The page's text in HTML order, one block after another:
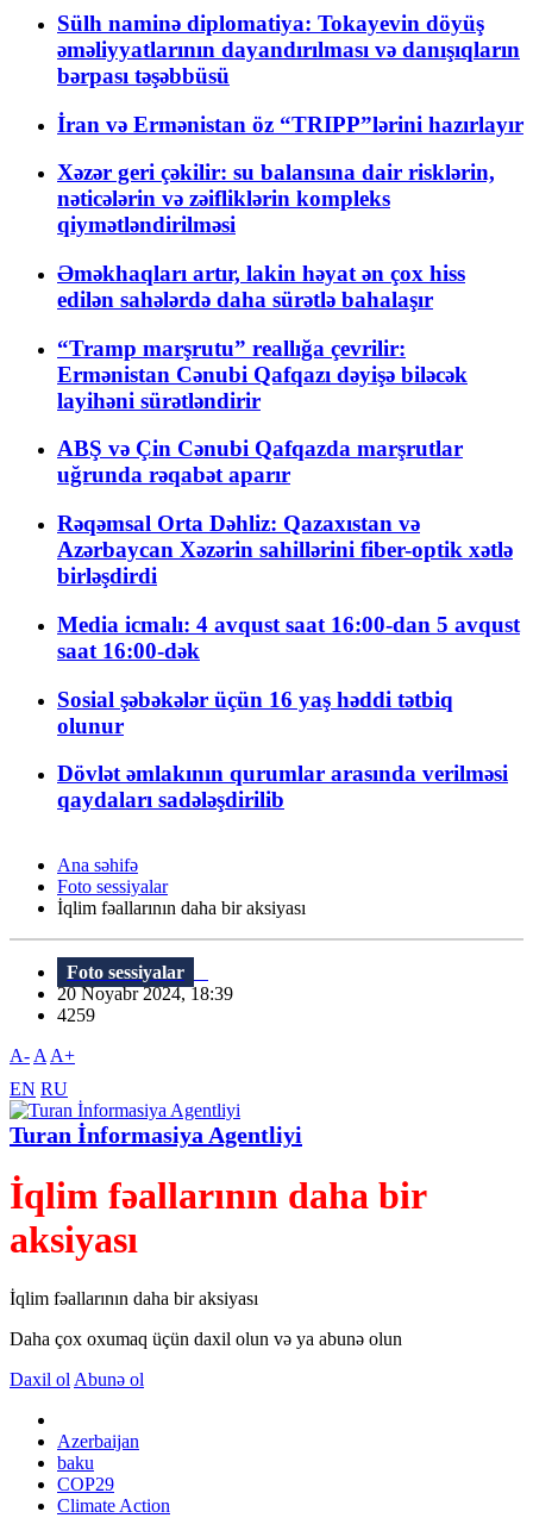
Sülh naminə diplomatiya: Tokayevin döyüş
əməliyyatlarının dayandırılması və danışıqların
bərpası təşəbbüsü
İran və Ermənistan öz “TRIPP”lərini hazırlayır
Xəzər geri çəkilir: su balansına dair risklərin,
nəticələrin və zəifliklərin kompleks
qiymətləndirilməsi
Əməkhaqları artır, lakin həyat ən çox hiss
edilən sahələrdə daha sürətlə bahalaşır
“Tramp marşrutu” reallığa çevrilir:
Ermənistan Cənubi Qafqazı dəyişə biləcək
layihəni sürətləndirir
ABŞ və Çin Cənubi Qafqazda marşrutlar
uğrunda rəqabət aparır
Rəqəmsal Orta Dəhliz: Qazaxıstan və
Azərbaycan Xəzərin sahillərini fiber-optik xətlə
birləşdirdi
Media icmalı: 4 avqust saat 16:00-dan 5 avqust
saat 16:00-dək
Sosial şəbəkələr üçün 16 yaş həddi tətbiq
olunur
Dövlət əmlakının qurumlar arasında verilməsi
qaydaları sadələşdirilib
Ana səhifə
Foto sessiyalar
İqlim fəallarının daha bir aksiyası
Foto sessiyalar
20 Noyabr 2024, 18:39
4259
A- A A+
EN RU
Turan İnformasiya Agentliyi
İqlim fəallarının daha bir
aksiyası
İqlim fəallarının daha bir aksiyası
Daha çox oxumaq üçün daxil olun və ya abunə olun
Daxil ol Abunə ol
Azerbaijan
baku
COP29
Climate Action